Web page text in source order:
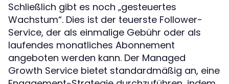
Schließlich gibt es noch „gesteuertes
Wachstum“. Dies ist der teuerste Follower-
Service, der als einmalige Gebühr oder als
laufendes monatliches Abonnement
angeboten werden kann. Der Managed
Growth Service bietet standardmäßig an, eine